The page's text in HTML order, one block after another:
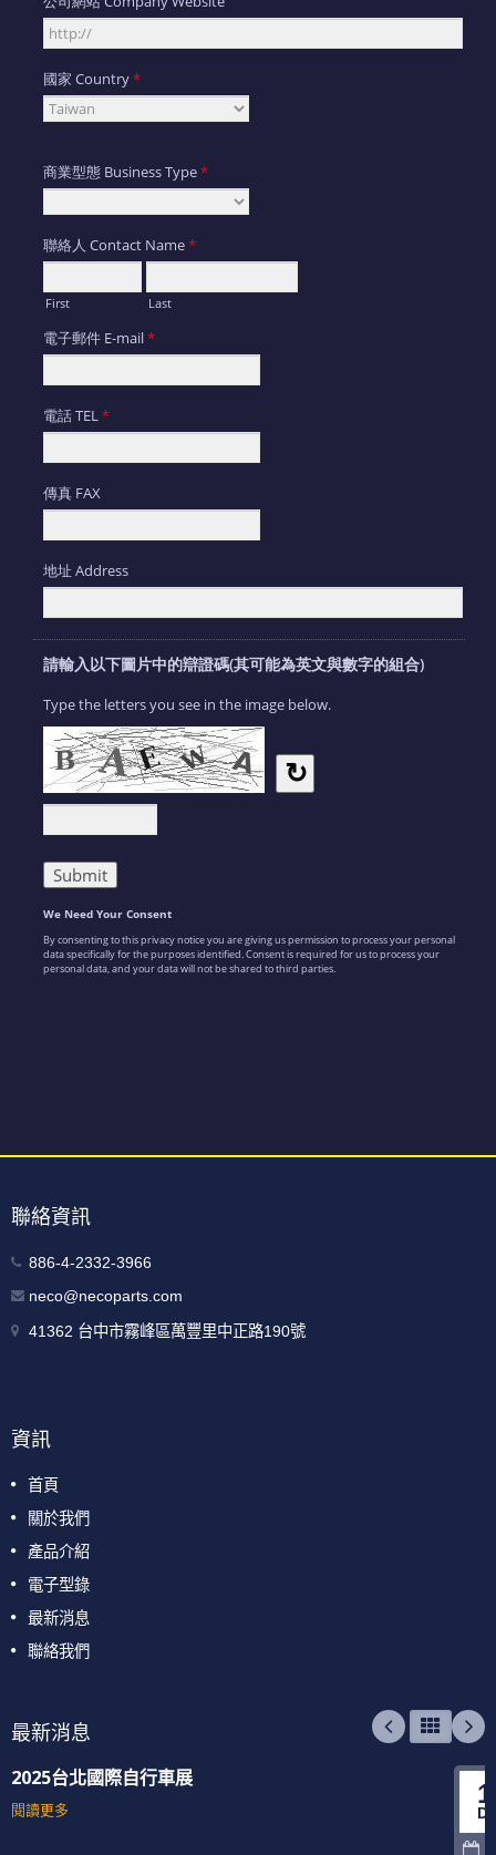
聯絡資訊
886-4-2332-3966
neco@necoparts.com
41362 台中市霧峰區萬豐里中正路190號
資訊
首頁
關於我們
產品介紹
電子型錄
最新消息
聯絡我們
最新消息
2025台北國際自行車展
閱讀更多